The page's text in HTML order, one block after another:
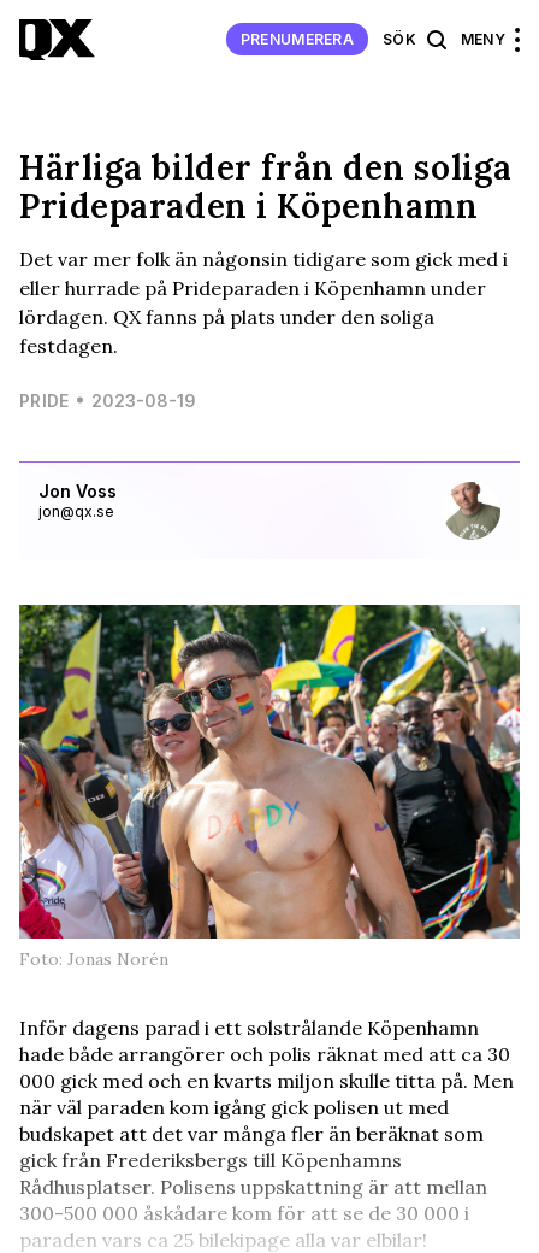
PRENUMERERA SÖK MENY
Jon Voss
jon@qx.se
Härliga bilder från den soliga
Prideparaden i Köpenhamn
Det var mer folk än någonsin tidigare som gick med i
eller hurrade på Prideparaden i Köpenhamn under
lördagen. QX fanns på plats under den soliga
festdagen.
PRIDE 2023-08-19
Foto: Jonas Norén
Inför dagens parad i ett solstrålande Köpenhamn
hade både arrangörer och polis räknat med att ca 30
000 gick med och en kvarts miljon skulle titta på. Men
när väl paraden kom igång gick polisen ut med
budskapet att det var många fler än beräknat som
gick från Frederiksbergs till Köpenhamns
Rådhusplatser. Polisens uppskattning är att mellan
300-500 000 åskådare kom för att se de 30 000 i
paraden vars ca 25 bilekipage alla var elbilar!